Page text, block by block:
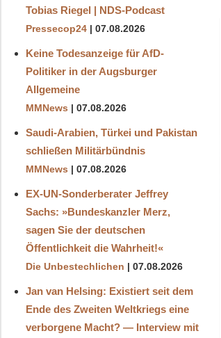
Tobias Riegel | NDS-Podcast
Pressecop24 07.08.2026
Keine Todesanzeige für AfD-
Politiker in der Augsburger
Allgemeine
MMNews 07.08.2026
Saudi-Arabien, Türkei und Pakistan
schließen Militärbündnis
MMNews 07.08.2026
EX-UN-Sonderberater Jeffrey
Sachs: »Bundeskanzler Merz,
sagen Sie der deutschen
Öffentlichkeit die Wahrheit!«
Die Unbestechlichen 07.08.2026
Jan van Helsing: Existiert seit dem
Ende des Zweiten Weltkriegs eine
verborgene Macht? — Interview mit